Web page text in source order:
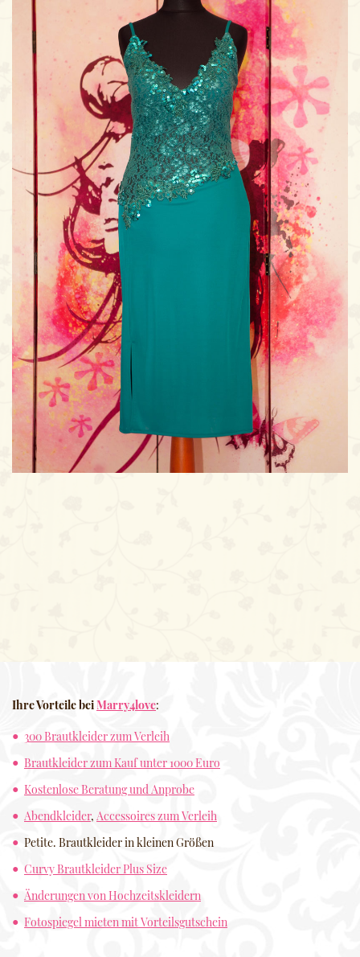
Ihre Vorteile beiMarry4love:
300 Brautkleider zum Verleih
Brautkleider zum Kauf unter 1000 Euro
Kostenlose Beratung und Anprobe
Abendkleider, Accessoires zum Verleih
Petite. Brautkleider in kleinen Größen
Curvy Brautkleider Plus Size
Änderungen von Hochzeitskleidern
Fotospiegel mieten mit Vorteilsgutschein